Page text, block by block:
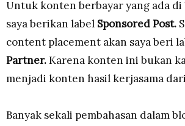
Untuk konten berbayar yang ada di
saya berikan label Sponsored Post.
content placement akan saya beri
Partner.Karena konten ini bukan
menjadi konten hasil kerjasama
Banyak sekali pembahasan dalam